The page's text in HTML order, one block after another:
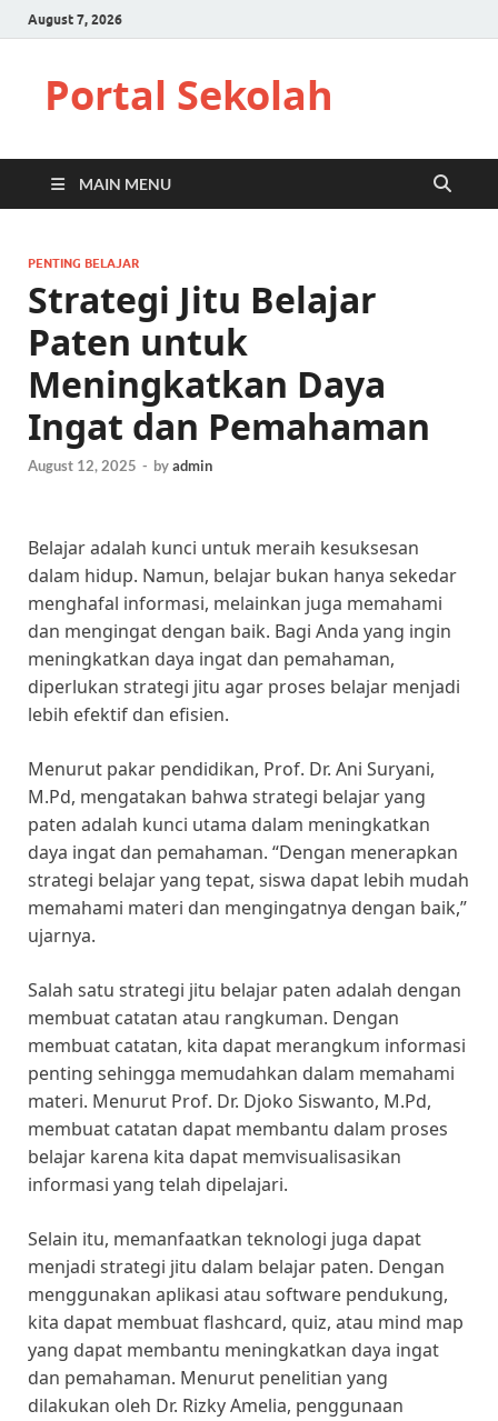
August 7, 2026
Portal Sekolah
MAIN MENU
PENTING BELAJAR
Strategi Jitu Belajar
Paten untuk
Meningkatkan Daya
Ingat dan Pemahaman
August 12, 2025 - byadmin
Belajar adalah kunci untuk meraih kesuksesan
dalam hidup. Namun, belajar bukan hanya sekedar
menghafal informasi, melainkan juga memahami
dan mengingat dengan baik. Bagi Anda yang ingin
meningkatkan daya ingat dan pemahaman,
diperlukan strategi jitu agar proses belajar menjadi
lebih efektif dan efisien.
Menurut pakar pendidikan, Prof. Dr. Ani Suryani,
M.Pd, mengatakan bahwa strategi belajar yang
paten adalah kunci utama dalam meningkatkan
daya ingat dan pemahaman. “Dengan menerapkan
strategi belajar yang tepat, siswa dapat lebih mudah
memahami materi dan mengingatnya dengan baik,”
ujarnya.
Salah satu strategi jitu belajar paten adalah dengan
membuat catatan atau rangkuman. Dengan
membuat catatan, kita dapat merangkum informasi
penting sehingga memudahkan dalam memahami
materi. Menurut Prof. Dr. Djoko Siswanto, M.Pd,
membuat catatan dapat membantu dalam proses
belajar karena kita dapat memvisualisasikan
informasi yang telah dipelajari.
Selain itu, memanfaatkan teknologi juga dapat
menjadi strategi jitu dalam belajar paten. Dengan
menggunakan aplikasi atau software pendukung,
kita dapat membuat flashcard, quiz, atau mind map
yang dapat membantu meningkatkan daya ingat
dan pemahaman. Menurut penelitian yang
dilakukan oleh Dr. Rizky Amelia, penggunaan